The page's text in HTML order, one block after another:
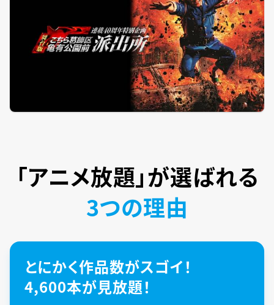
「アニメ放題」が選ばれる
3つの理由
とにかく作品数がスゴイ！
4,600本が見放題！